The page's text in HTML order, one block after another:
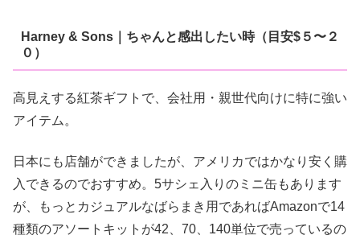
Harney & Sons｜ちゃんと感出したい時（目安$５〜２
０）
高見えする紅茶ギフトで、会社用・親世代向けに特に強い
アイテム。
日本にも店舗ができましたが、アメリカではかなり安く購
入できるのでおすすめ。5サシェ入りのミニ缶もあります
が、もっとカジュアルなばらまき用であればAmazonで14
種類のアソートキットが42、70、140単位で売っているの